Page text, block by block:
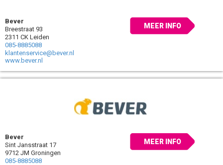
Bever
Breestraat 93
2311 CK Leiden
085-8885088
klantenservice@bever.nl
www.bever.nl
MEER INFO
Bever
Sint Jansstraat 17
9712 JM Groningen
085-8885088
MEER INFO